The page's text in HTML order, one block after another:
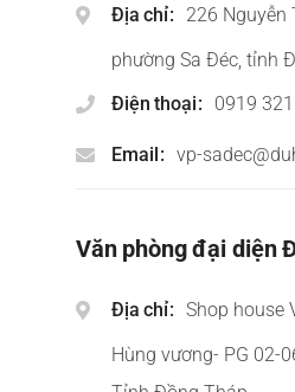
Địa chỉ
226 Nguyễn
phường Sa Đéc, tỉnh
Điện thoại
0919
Email vp-
Văn phòng đại diện
Địa chỉ
Shop house
Hùng vương- PG 02-